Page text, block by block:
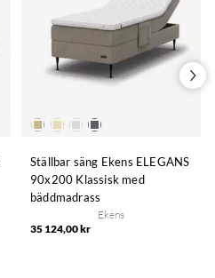
Ställbar säng Ekens ELEGANS
90x200 Klassisk med
bäddmadrass
Ekens
35 124,00 kr